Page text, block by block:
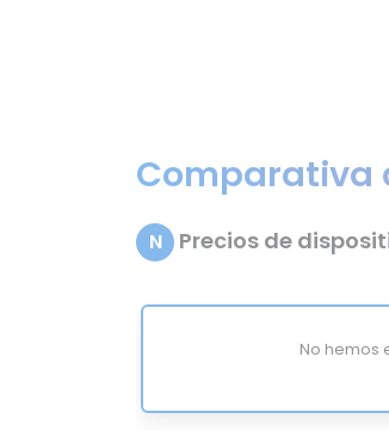
Comparativa
N Precios de
No hemos